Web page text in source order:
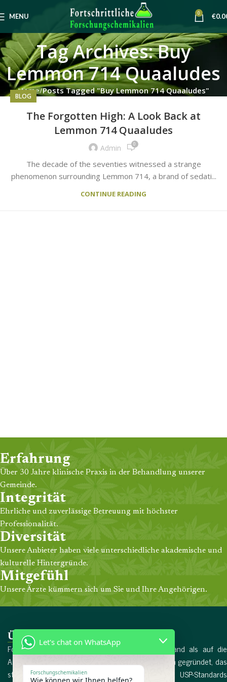
MENU 0 €
Tag Archives: Buy
Lemmon 714 Quaaludes
Home Posts Tagged "Buy Lemmon 714 Quaaludes"
BLOG
The Forgotten High: A Look Back at
Lemmon 714 Quaaludes
Admin 0
The decade of the seventies witnessed a strange
phenomenon surrounding Lemmon 714, a brand of sedati...
CONTINUE READING
Erfahrung
Über 30 Jahre klinische Praxis in der Behandlung unserer
Gemeinde.
Integrität
Ehrliche und zuverlässige Betreuung mit höchster
Professionalität.
Diversität
Unsere Anbieter haben viele unterschiedliche akademische und
kulturelle Hintergründe.
Mitgefühl
Unsere Ärzte kümmern sich um Sie und Ihre Angehörigen.
Über uns
Forschungschemikalien wurde 2017 in Deutschland als auf die
Arzneimittelproduktion spezialisiertes Unternehmen gegründet, das
streng nach den internationalen EMA- und USP-Standards
Let's chat on WhatsApp
Forschungschemikalien